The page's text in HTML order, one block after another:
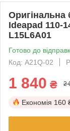
Оригінальна
Ideapad 110-
L15L6A01
Готово до
Код: A21Q-02
1 840 ₴ 2
Економія 160